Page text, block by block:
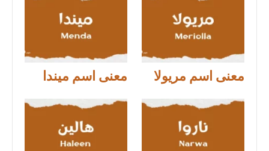
معنى اسم مريولا معنى اسم ميندا